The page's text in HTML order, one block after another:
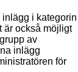
i kategorin
är också möjligt
av
inlägg
för